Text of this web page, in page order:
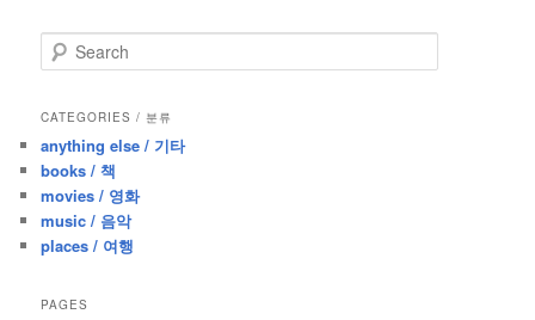
e
r
h
CATEGORIES / 분류
anything else / 기타
books / 책
movies / 영화
music / 음악
places / 여행
PAGES